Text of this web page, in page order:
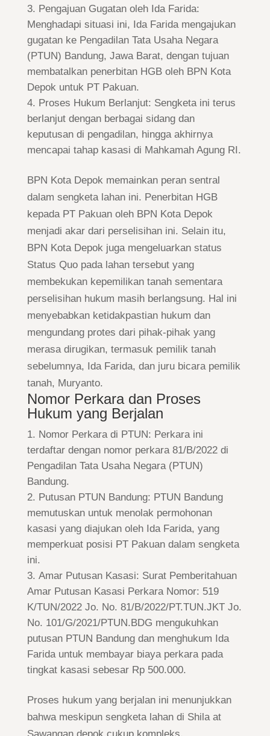
Pengajuan Gugatan oleh Ida Farida:
Menghadapi situasi ini, Ida Farida mengajukan
gugatan ke Pengadilan Tata Usaha Negara
(PTUN) Bandung, Jawa Barat, dengan tujuan
membatalkan penerbitan HGB oleh BPN Kota
Depok untuk PT Pakuan.
Proses Hukum Berlanjut: Sengketa ini terus
berlanjut dengan berbagai sidang dan
keputusan di pengadilan, hingga akhirnya
mencapai tahap kasasi di Mahkamah Agung RI.
BPN Kota Depok memainkan peran sentral
dalam sengketa lahan ini. Penerbitan HGB
kepada PT Pakuan oleh BPN Kota Depok
menjadi akar dari perselisihan ini. Selain itu,
BPN Kota Depok juga mengeluarkan status
Status Quo pada lahan tersebut yang
membekukan kepemilikan tanah sementara
perselisihan hukum masih berlangsung. Hal ini
menyebabkan ketidakpastian hukum dan
mengundang protes dari pihak-pihak yang
merasa dirugikan, termasuk pemilik tanah
sebelumnya, Ida Farida, dan juru bicara pemilik
tanah, Muryanto.
Nomor Perkara dan Proses
Hukum yang Berjalan
Nomor Perkara di PTUN: Perkara ini
terdaftar dengan nomor perkara 81/B/2022 di
Pengadilan Tata Usaha Negara (PTUN)
Bandung.
Putusan PTUN Bandung: PTUN Bandung
memutuskan untuk menolak permohonan
kasasi yang diajukan oleh Ida Farida, yang
memperkuat posisi PT Pakuan dalam sengketa
ini.
Amar Putusan Kasasi: Surat Pemberitahuan
Amar Putusan Kasasi Perkara Nomor: 519
K/TUN/2022 Jo. No. 81/B/2022/PT.TUN.JKT Jo.
No. 101/G/2021/PTUN.BDG mengukuhkan
putusan PTUN Bandung dan menghukum Ida
Farida untuk membayar biaya perkara pada
tingkat kasasi sebesar Rp 500.000.
Proses hukum yang berjalan ini menunjukkan
bahwa meskipun sengketa lahan di Shila at